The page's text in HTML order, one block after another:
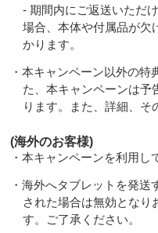
- 期間内にご返送いただ
場合、本体や付属品が欠
かります。
・本キャンペーン以外の特
た、本キャンペーンは予
ります。また、詳細、そ
(海外のお客様)
・本キャンペーンを利用し
・海外へタブレットを発
された場合は無効となり
す。ご了承ください。